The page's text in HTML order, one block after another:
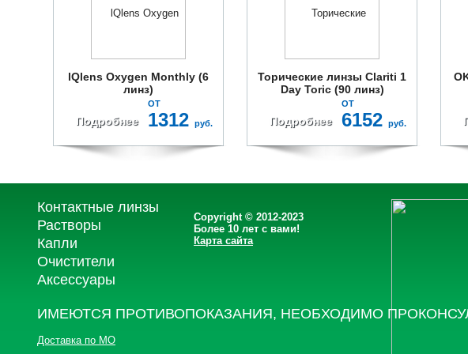
lQlens Oxygen Monthly (6
линз)
Подробнее
ОТ
1312 руб.
Торические линзы Clariti 1
Day Toric (90 линз)
Подробнее
ОТ
6152 руб.
Контактные линзы
Растворы
Капли
Очистители
Аксессуары
Copyright © 2012-2023
Более 10 лет с вами!
Карта сайта
ИМЕЮТСЯ ПРОТИВОПОКАЗАНИЯ, НЕОБХОДИМО
Доставка по МО